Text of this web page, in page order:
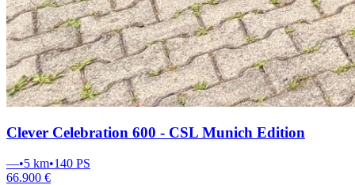
Clever Celebration 600 - CSL Munich Edition
—•5 km•140 PS
66.900 €